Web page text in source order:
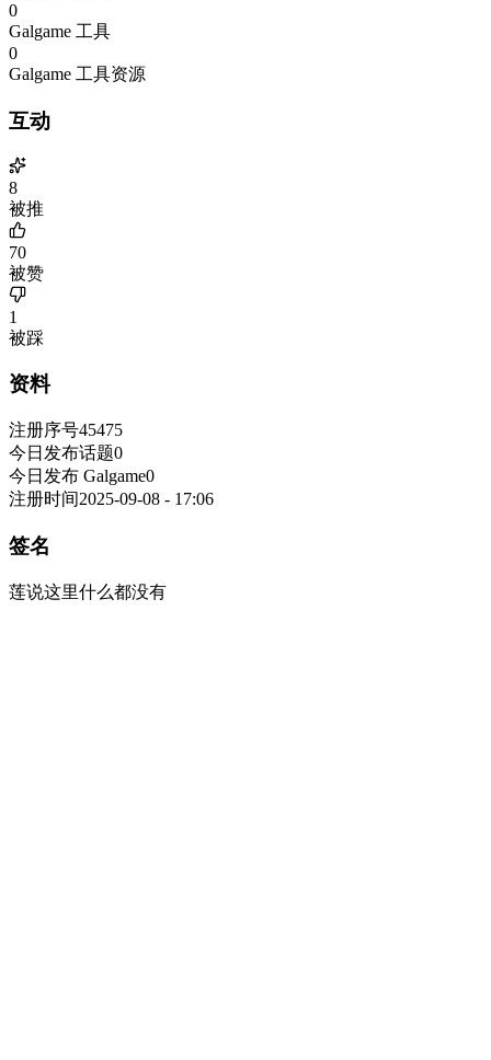
0
Galgame 工具
0
Galgame 工具资源
互动
8
被推
70
被赞
1
被踩
资料
注册序号45475
今日发布话题0
今日发布 Galgame0
注册时间2025-09-08 - 17:06
签名
莲说这里什么都没有